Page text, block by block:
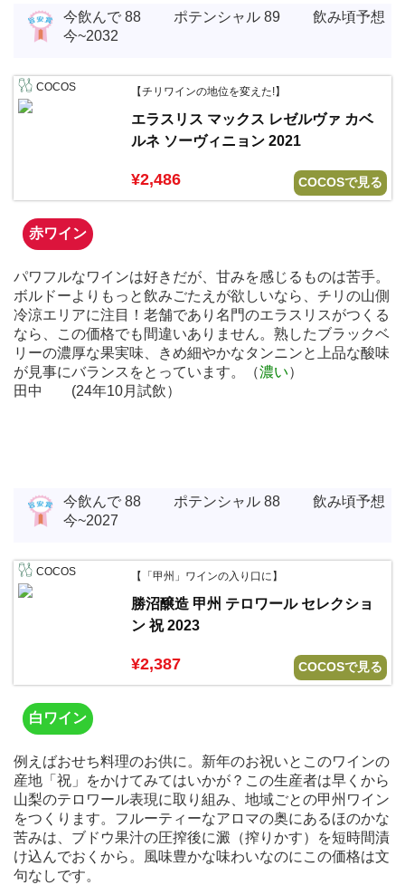
今飲んで 88 ポテンシャル 89 飲み頃予想
今~2032
COCOS 【チリワインの地位を変えた!】
エラスリス マックス レゼルヴァ カベ
ルネ ソーヴィニョン 2021
¥2,486 COCOSで見る
赤ワイン
パワフルなワインは好きだが、甘みを感じるものは苦手。
ボルドーよりもっと飲みごたえが欲しいなら、チリの山側
冷涼エリアに注目！老舗であり名門のエラスリスがつくる
なら、この価格でも間違いありません。熟したブラックベ
リーの濃厚な果実味、きめ細やかなタンニンと上品な酸味
が見事にバランスをとっています。（濃い）
田中 (24年10月試飲）
今飲んで 88 ポテンシャル 88 飲み頃予想
今~2027
COCOS 【「甲州」ワインの入り口に】
勝沼醸造 甲州 テロワール セレクショ
ン 祝 2023
¥2,387 COCOSで見る
白ワイン
例えばおせち料理のお供に。新年のお祝いとこのワインの
産地「祝」をかけてみてはいかが？この生産者は早くから
山梨のテロワール表現に取り組み、地域ごとの甲州ワイン
をつくります。フルーティーなアロマの奥にあるほのかな
苦みは、ブドウ果汁の圧搾後に澱（搾りかす）を短時間漬
け込んでおくから。風味豊かな味わいなのにこの価格は文
句なしです。